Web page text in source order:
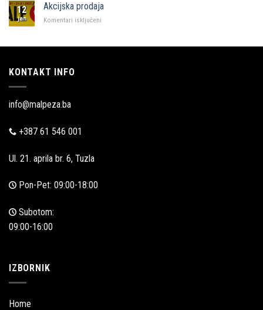
Zadru
12
jan
Akcijska prodaja
Komentari isključeni
KONTAKT INFO
info@malpeza.ba
+387 61 546 001
Ul. 21. aprila br. 6, Tuzla
Pon-Pet: 09:00-18:00
Subotom:
09:00-16:00
IZBORNIK
Home